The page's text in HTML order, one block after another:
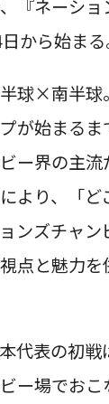
『ネーショ
から始まる
球×南半球
が始まるま
ー界の主
より、「ど
ンズチャン
点と魅力を
代表の初戦
ー場でお